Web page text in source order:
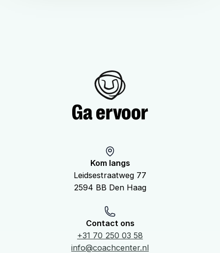
Ga ervoor
Kom langs
Leidsestraatweg 77
2594 BB Den Haag
Contact ons
+31 70 250 03 58
info@coachcenter.nl